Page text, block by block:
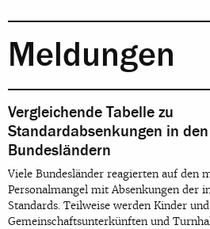
Meldungen
Vergleichende Tabelle zu
Standardabsenkungen in den
Bundesländern
Viele Bundesländer reagierten auf den
Personalmangel mit Absenkungen der
Standards. Teilweise werden Kinder
Gemeinschaftsunterkünften und